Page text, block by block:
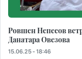
Ровшен Непесов
Данатара Овезова
15.06.25 - 18:46